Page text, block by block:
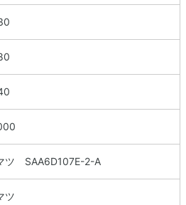
ツ SAA6D107E-2-A
ツ